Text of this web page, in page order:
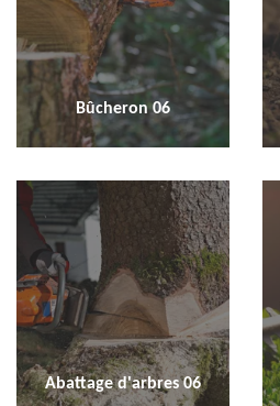
Bûcheron 06
Abattage d'arbres 06